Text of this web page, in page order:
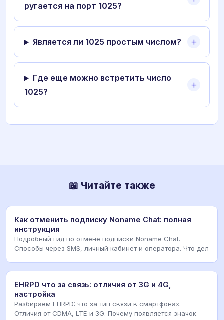
ругается на порт 1025?
Является ли 1025 простым числом?
Где еще можно встретить число
1025?
📖 Читайте также
Как отменить подписку Noname Chat: полная
инструкция
Подробный гид по отмене подписки Noname Chat.
Способы через SMS, личный кабинет и оператора. Что дел
EHRPD что за связь: отличия от 3G и 4G,
настройка
Разбираем EHRPD: что за тип связи в смартфонах.
Отличия от CDMA, LTE и 3G. Почему появляется значок